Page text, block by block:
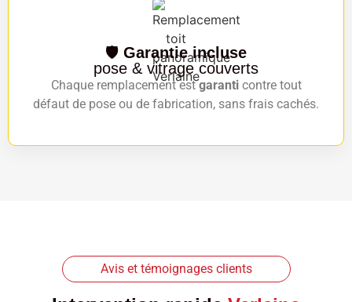
🛡️ Garantie incluse
pose & vitrage couverts
Chaque remplacement estgaranticontre tout
défaut de pose ou de fabrication, sans frais cachés.
Avis et témoignages clients